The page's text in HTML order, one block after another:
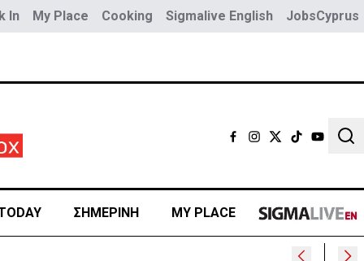
In My Place Cooking Sigmalive English JobsCyprus
ΣΗΜΕΡΙΝΗ MY PLACE